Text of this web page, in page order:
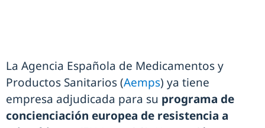
La Agencia Española de Medicamentos y
Productos Sanitarios (Aemps) ya tiene
empresa adjudicada para su programa de
concienciación europea de resistencia a